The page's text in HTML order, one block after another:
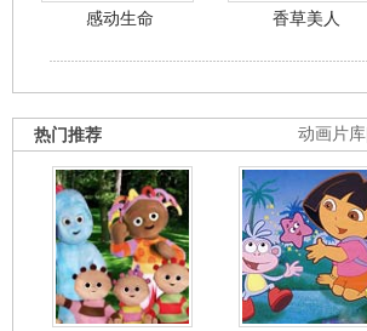
感动生命 香草美人
动画片库
热门推荐